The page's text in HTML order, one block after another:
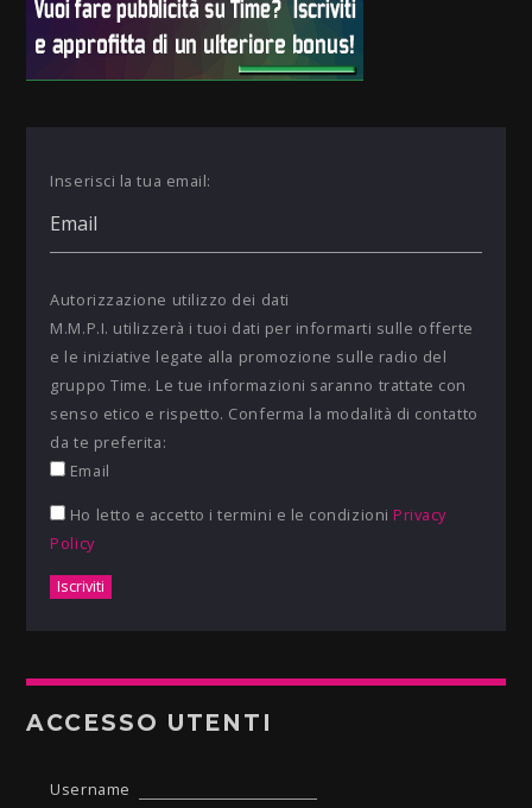
Inserisci la tua email:
Autorizzazione utilizzo dei dati
M.M.P.I. utilizzerà i tuoi dati per informarti sulle offerte
e le iniziative legate alla promozione sulle radio del
gruppo Time. Le tue informazioni saranno trattate con
senso etico e rispetto. Conferma la modalità di contatto
da te preferita:
Email
Ho letto e accetto i termini e le condizioni Privacy
Policy
ACCESSO UTENTI
Username